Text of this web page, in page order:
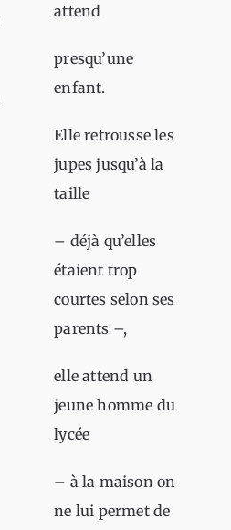
attend
presqu’une
enfant.
Elle retrousse les
jupes jusqu’à la
taille
– déjà qu’elles
étaient trop
courtes selon ses
parents –,
elle attend un
jeune homme du
lycée
– à la maison on
ne lui permet de